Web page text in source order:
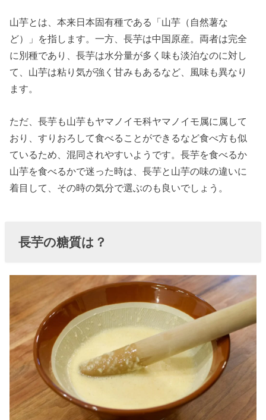
の栄養
成分
» 【長芋
の栄養
成分
④】消
化酵素
とジア
› 長芋はダイエ
ットにいい？
食べ過ぎてし
まうって本
当？
› 長芋や山芋の
皮をむくと手
山芋とは、本来日本固有種である「山芋（自然薯な
ど）」を指します。一方、長芋は中国原産。両者は完全
に別種であり、長芋は水分量が多く味も淡泊なのに対し
て、山芋は粘り気が強く甘みもあるなど、風味も異なり
ます。
ただ、長芋も山芋もヤマノイモ科ヤマノイモ属に属して
おり、すりおろして食べることができるなど食べ方も似
ているため、混同されやすいようです。長芋を食べるか
山芋を食べるかで迷った時は、長芋と山芋の味の違いに
着目して、その時の気分で選ぶのも良いでしょう。
長芋の糖質は？